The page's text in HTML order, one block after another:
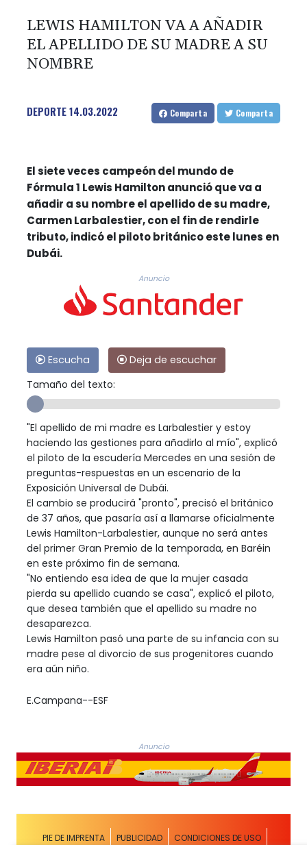
LEWIS HAMILTON VA A AÑADIR
EL APELLIDO DE SU MADRE A SU
NOMBRE
DEPORTE14.03.2022 Comparta Comparta
El siete veces campeón del mundo de
Fórmula 1 Lewis Hamilton anunció que va a
añadir a su nombre el apellido de su madre,
Carmen Larbalestier, con el fin de rendirle
tributo, indicó el piloto británico este lunes en
Dubái.
Anuncio
Escucha
Deja de escuchar
Tamaño del texto:
"El apellido de mi madre es Larbalestier y estoy
haciendo las gestiones para añadirlo al mío", explicó
el piloto de la escudería Mercedes en una sesión de
preguntas-respuestas en un escenario de la
Exposición Universal de Dubái.
El cambio se producirá "pronto", precisó el británico
de 37 años, que pasaría así a llamarse oficialmente
Lewis Hamilton-Larbalestier, aunque no será antes
del primer Gran Premio de la temporada, en Baréin
en este próximo fin de semana.
"No entiendo esa idea de que la mujer casada
pierda su apellido cuando se casa", explicó el piloto,
que desea también que el apellido su madre no
desaparezca.
Lewis Hamilton pasó una parte de su infancia con su
madre pese al divorcio de sus progenitores cuando
era aún niño.
E.Campana--ESF
Anuncio
PIE DE IMPRENTA PUBLICIDAD CONDICIONES DE USO